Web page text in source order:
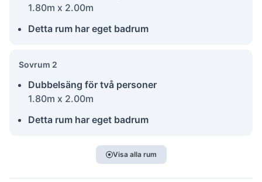
1.80m x 2.00m
Detta rum har eget badrum
Sovrum 2
Dubbelsäng för två personer
1.80m x 2.00m
Detta rum har eget badrum
Visa alla rum